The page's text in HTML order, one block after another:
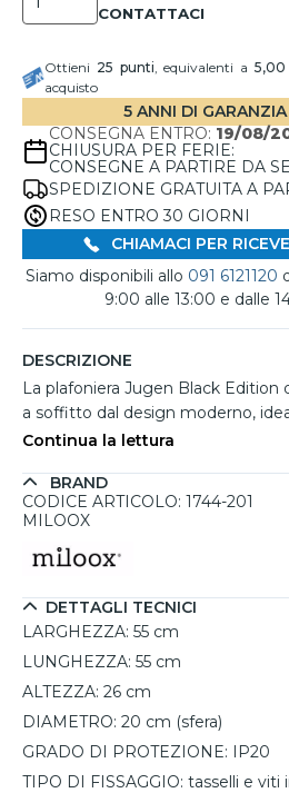
Ottieni 25 punti, equivalenti a
acquisto
5 ANNI DI
CONSEGNA ENTRO: 19/08/
CHIUSURA PER FERIE:
CONSEGNE A PARTIRE DA
SPEDIZIONE GRATUITA A
RESO ENTRO 30 GIORNI
CHIAMACI PER
Siamo disponibili allo 091 6121120
9:00 alle 13:00 e dalle
DESCRIZIONE
La plafoniera Jugen Black Edition
a soffitto dal design moderno,
o uffici. Caratterizzata da una
un’illuminazione diffusa e
lampadine E27 (non incluse) fino
un’altezza di 26 cm e un grado di
da installare, combina estetica e
con eleganza ogni spazio.
Continua la lettura
BRAND
CODICE ARTICOLO: 1744-201
MILOOX
DETTAGLI TECNICI
LARGHEZZA: 55 cm
LUNGHEZZA: 55 cm
ALTEZZA: 26 cm
DIAMETRO: 20 cm (sfera)
GRADO DI PROTEZIONE: IP20
TIPO DI FISSAGGIO: tasselli e viti